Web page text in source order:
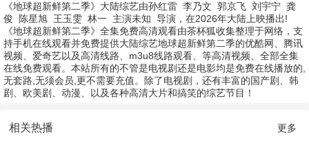
《地球超新鲜第二季》大陆综艺由孙红雷 李乃文 郭京飞 刘宇宁 龚
俊
陈星旭 王玉雯 林一 主演未知 导演，在2026年大陆上映播出!
《地球超新鲜第二季》全集免费高清观看由茶杯狐收集整理于网络，支
持手机在线观看并免费提供大陆综艺地球超新鲜第二季的优酷网、腾讯
视频、爱奇艺以及高清线路、m3u8线路观看、等高清视频、全部全集
在线免费观看。本站所有的不管是电视剧还是电影均是免费在线播放的,
无套路,无须会员,更不需要充值。除了电视剧，还有丰富的国产剧、韩
剧、欧美剧、动漫、以及各种高清大片和搞笑的综艺节目！
相关热播 更多